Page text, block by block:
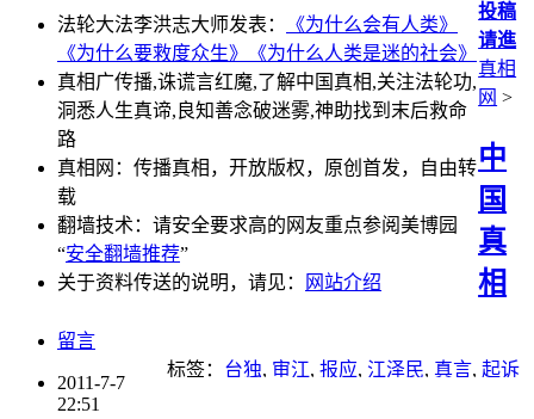
法轮大法李洪志大师发表：
《为什么会有人类》
《为什么要救度众生》
《为什么人类是迷的社会》
真相广传播,诛谎言红魔,了解中国真相,关注法轮功,
洞悉人生真谛,良知善念破迷雾,神助找到末后救命
路
真相网：传播真相，开放版权，原创首发，自由转
载
翻墙技术：请安全要求高的网友重点参阅美博园
“安全翻墙推荐”
关于资料传送的说明，请见：
网站介绍
投稿
请進
真相
网 >
中
国
真
相
留言
标签： 台独, 审江, 报应, 江泽民, 真言, 起诉
2011-7-7
22:51